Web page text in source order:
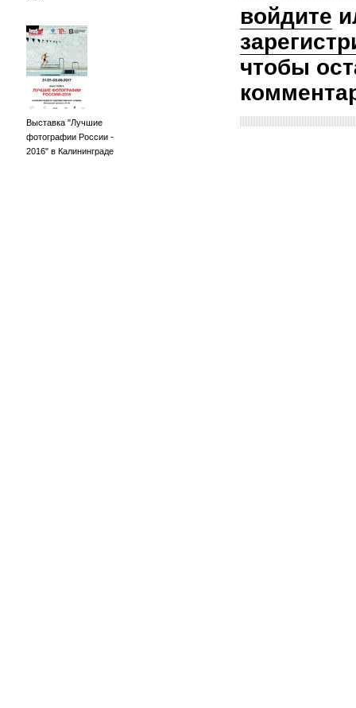
Выставка "Лучшие
фотографии России -
2016" в Калининграде
войдите
чтобы